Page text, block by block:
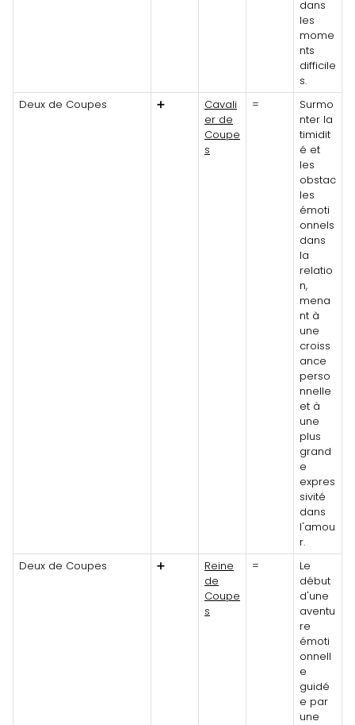
dans
les
mome
nts
difficile
s.
Deux de Coupes
➕
Cavali
er de
Coupe
s
=
Surmo
nter la
timidit
é et
les
obstac
les
émoti
onnels
dans
la
relatio
n,
mena
nt à
une
croiss
ance
perso
nnelle
et à
une
plus
grand
e
expres
sivité
dans
l'amou
r.
Deux de Coupes
➕
Reine
de
Coupe
s
=
Le
début
d'une
aventu
re
émoti
onnell
e
guidé
e par
une